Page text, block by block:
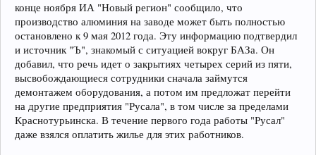
конце ноября ИА "Новый регион" сообщило, что
производство алюминия на заводе может быть полностью
остановлено к 9 мая 2012 года. Эту информацию подтвердил
и источник "Ъ", знакомый с ситуацией вокруг БАЗа. Он
добавил, что речь идет о закрытиях четырех серий из пяти,
высвобождающиеся сотрудники сначала займутся
демонтажем оборудования, а потом им предложат перейти
на другие предприятия "Русала", в том числе за пределами
Краснотурьинска. В течение первого года работы "Русал"
даже взялся оплатить жилье для этих работников.